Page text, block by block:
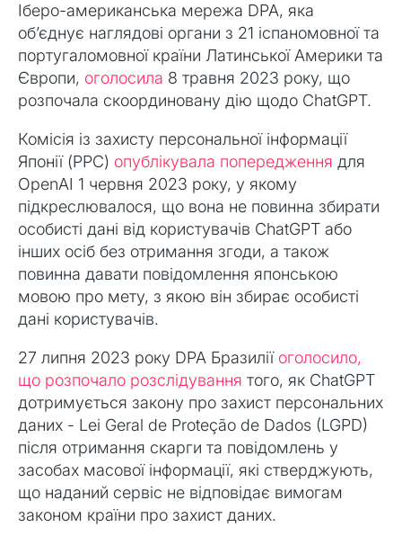
Іберо-американська мережа DPA, яка
об’єднує наглядові органи з 21 іспаномовної та
португаломовної країни Латинської Америки та
Європи, оголосила 8 травня 2023 року, що
розпочала скоординовану дію щодо ChatGPT.
Комісія із захисту персональної інформації
Японії (PPC) опублікувала попередження для
OpenAI 1 червня 2023 року, у якому
підкреслювалося, що вона не повинна збирати
особисті дані від користувачів ChatGPT або
інших осіб без отримання згоди, а також
повинна давати повідомлення японською
мовою про мету, з якою він збирає особисті
дані користувачів.
27 липня 2023 року DPA Бразилії оголосило,
що розпочало розслідування того, як ChatGPT
дотримується закону про захист персональних
даних - Lei Geral de Proteção de Dados (LGPD)
після отримання скарги та повідомлень у
засобах масової інформації, які стверджують,
що наданий сервіс не відповідає вимогам
законом країни про захист даних.